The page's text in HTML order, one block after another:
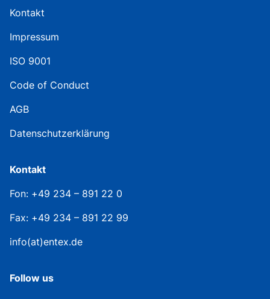
Kontakt
Impressum
ISO 9001
Code of Conduct
AGB
Datenschutzerklärung
Kontakt
Fon: +49 234 – 891 22 0
Fax: +49 234 – 891 22 99
info(at)entex.de
Follow us